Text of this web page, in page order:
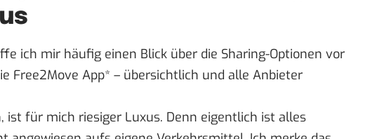
ich mir häufig einen Blick über die Sharing-Optionen vor
Free2Move App* – übersichtlich und alle Anbieter
ist für mich riesiger Luxus. Denn eigentlich ist alles